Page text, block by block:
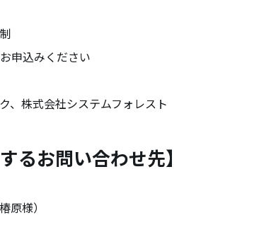
申込みください
、株式会社システムフォレスト
るお問い合わせ先】
原様）